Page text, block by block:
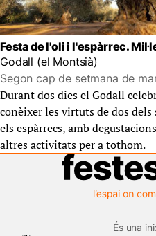
Festa de l'oli i l'espàrrec.
Godall (el Montsià)
Segon cap de setmana de
Durant dos dies el Godall
conèixer les virtuts de dos
els espàrrecs, amb
altres activitats per a tothom.
És una